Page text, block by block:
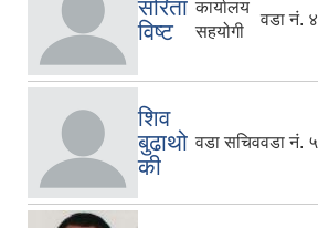
सरिता
विष्ट
कार्यालय
सहयोगी
वडा नं. ४
शिव
बुढाथो
की
वडा सचिववडा नं. ५